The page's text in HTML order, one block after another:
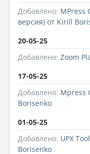
Добавлено: MPress
версия) от Kirill
20-05-25
Добавлено: Zoom
17-05-25
Добавлено: Mpress
Borisenko
01-05-25
Добавлено: UPX
Borisenko